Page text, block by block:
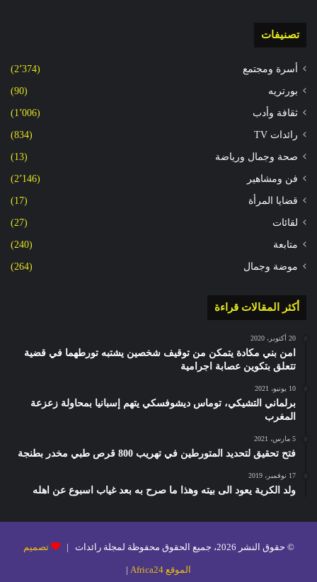
تصنيفات
أسرة ومجتمع (2٬374)
بورتريه (90)
ثقافة وأدب (1٬006)
رائدات TV (834)
صحة وجمال ورياضة (13)
فن ومشاهير (2٬146)
قضايا المرأة (17)
لقائات (27)
متابعة (240)
موضة وجمال (264)
أكثر المقالات قراءة
20 أكتوبر، 2020
امن بني مكادة يتمكن من توقيف شخصين يشتبه تورطهما في قضية
تتعلق بتكوين عصابة اجرامية
10 يونيو، 2021
برلماني التشيكي، توماس ديشوفسكي يتهم إسبانيا بمحاولة زعزعة
المغرب
5 مارس، 2021
فتح تحقيق لتحديد المتورطين في تهريب 800 قرص طبي مخدر بطنجة
17 نوفمبر، 2019
ولد الكرية يعود الى بيته وهذا ما صرح به بعد غياب اسبوع عن اهله
© حقوق النشر 2026، جميع الحقوق محفوظة لمجلة رائدات | تصميم
الموقع Africa24 |